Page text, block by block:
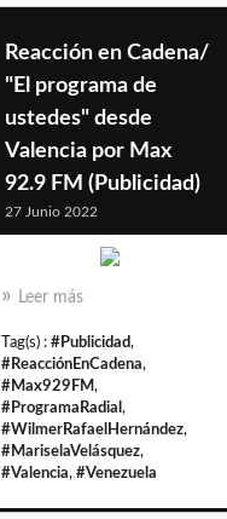
Reacción en Cadena/
"El programa de
ustedes" desde
Valencia por Max
92.9 FM (Publicidad)
27 Junio 2022
Leer más
Tag(s) : #Publicidad,
#ReacciónEnCadena,
#Max929FM,
#ProgramaRadial ,
#WilmerRafaelHernández,
#MariselaVelásquez,
#Valencia, #Venezuela